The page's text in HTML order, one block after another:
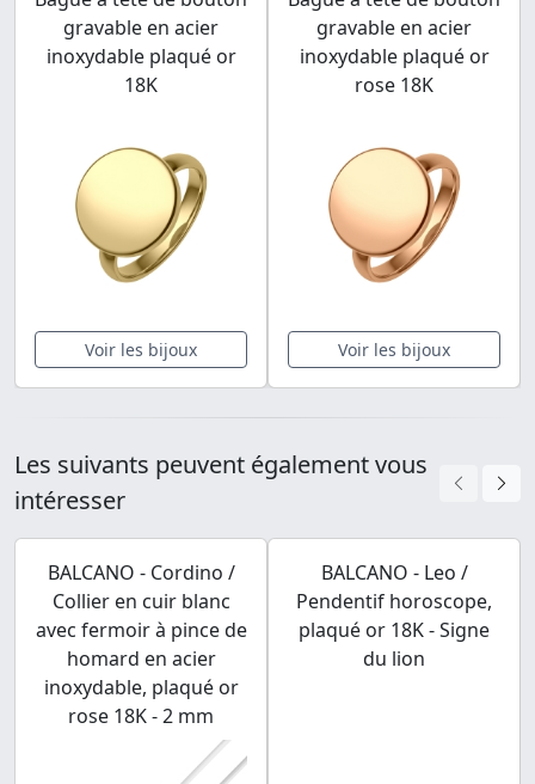
gravable en acier
inoxydable plaqué or
18K
Voir les bijoux
gravable en acier
inoxydable plaqué or
rose 18K
Voir les bijoux
Les suivants peuvent également vous
intéresser
BALCANO - Cordino /
Collier en cuir blanc
avec fermoir à pince de
homard en acier
inoxydable, plaqué or
rose 18K - 2 mm
BALCANO - Leo /
Pendentif horoscope,
plaqué or 18K - Signe
du lion